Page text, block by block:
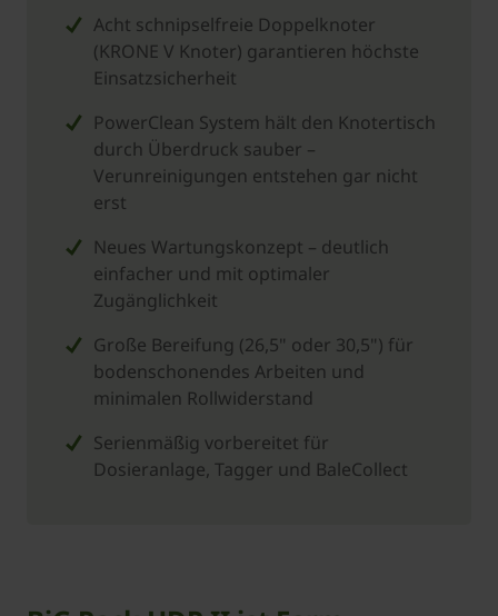
Acht schnipselfreie Doppelknoter
(KRONE V Knoter) garantieren höchste
Einsatzsicherheit
PowerClean System hält den Knotertisch
durch Überdruck sauber –
Verunreinigungen entstehen gar nicht
erst
Neues Wartungskonzept – deutlich
einfacher und mit optimaler
Zugänglichkeit
Große Bereifung (26,5" oder 30,5") für
bodenschonendes Arbeiten und
minimalen Rollwiderstand
Serienmäßig vorbereitet für
Dosieranlage, Tagger und BaleCollect